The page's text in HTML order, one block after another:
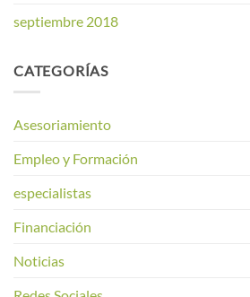
septiembre 2018
CATEGORÍAS
Asesoriamiento
Empleo y Formación
especialistas
Financiación
Noticias